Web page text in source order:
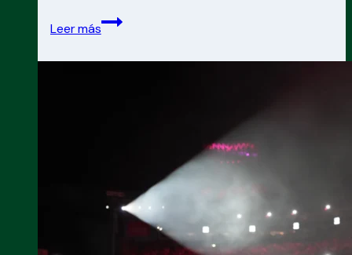
Leer más
25
26
27
FESTIVAL